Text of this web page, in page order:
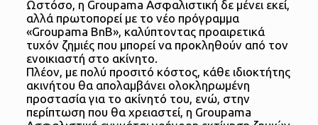
Ωστόσο, η Groupama Ασφαλιστική δε μένει εκεί,
αλλά πρωτοπορεί με το νέο πρόγραμμα
«Groupama BnB», καλύπτοντας προαιρετικά
τυχόν ζημιές που μπορεί να προκληθούν από τον
ενοικιαστή στο ακίνητο.
Πλέον, με πολύ προσιτό κόστος, κάθε ιδιοκτήτης
ακινήτου θα απολαμβάνει ολοκληρωμένη
προστασία για το ακίνητό του, ενώ, στην
περίπτωση που θα χρειαστεί, η Groupama